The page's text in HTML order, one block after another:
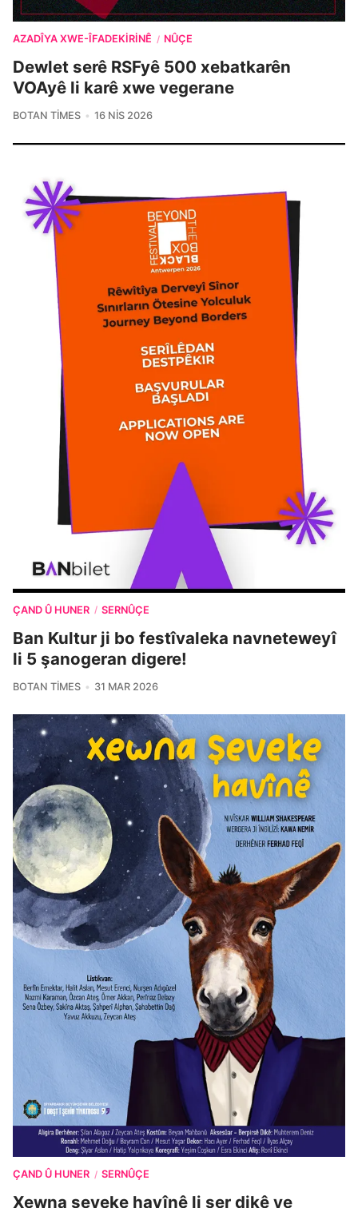
AZADÎYA XWE-ÎFADEKIRINÊ / NÛÇE
Dewlet serê RSFyê 500 xebatkarên
VOAyê li karê xwe vegerane
BOTAN TIMES 16 NIS 2026
ÇAND Û HUNER / SERNÛÇE
Ban Kultur ji bo festîvaleka navneteweyî
li 5 şanogeran digere!
BOTAN TIMES 31 MAR 2026
ÇAND Û HUNER / SERNÛÇE
Xewna şeveke havînê li ser dikê ye